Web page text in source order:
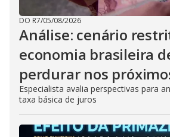
DO R7/05/08/2026
Análise: cenário
economia brasileira
perdurar nos
Especialista avalia perspectivas para
taxa básica de juros